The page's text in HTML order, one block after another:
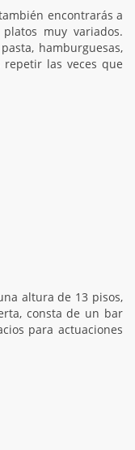
encontrarás a
muy variados.
hamburguesas,
las veces que
altura de 13 pisos,
consta de un bar
para actuaciones